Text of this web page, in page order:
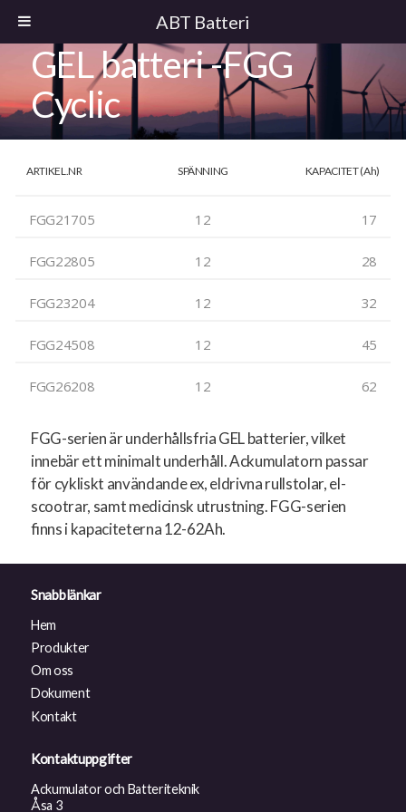
GEL batteri -FGG
Cyclic
ARTIKEL.NR SPÄNNING KAPACITET (Ah)
FGG21705 12 17
FGG22805 12 28
FGG23204 12 32
FGG24508 12 45
FGG26208 12 62
FGG-serien är underhållsfria GEL batterier, vilket
innebär ett minimalt underhåll. Ackumulatorn passar
för cykliskt användande ex, eldrivna rullstolar, el-
scootrar, samt medicinsk utrustning. FGG-serien
finns i kapaciteterna 12-62Ah.
Snabblänkar
Hem
Produkter
Om oss
Dokument
Kontakt
Kontaktuppgifter
Ackumulator och Batteriteknik
Åsa 3
ABT Batteri